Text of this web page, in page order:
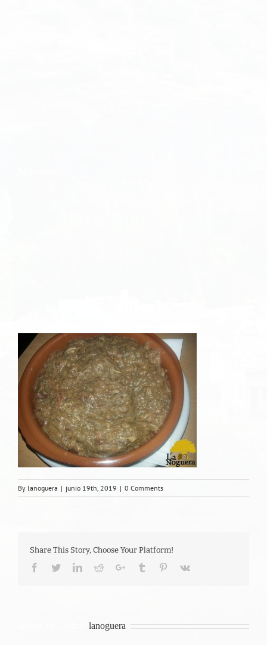
By lanoguera | junio 19th, 2019 | 0 Comments
Share This Story, Choose Your Platform!
Facebook
TwitterLinkedIn
RedditGoogle+Tumblr Pinterest
Vk
lanoguera